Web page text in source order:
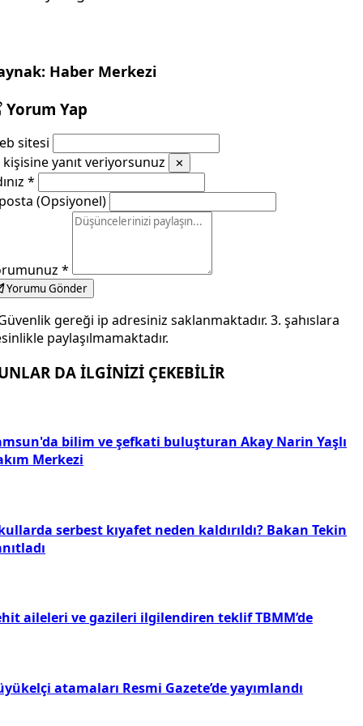
Haber Merkezi
Yorum Yap
sitesi
kişisine yanıt veriyorsunuz
✕
*
(Opsiyonel)
*
Yorumu Gönder
gereği ip adresiniz saklanmaktadır. 3. şahıslara
paylaşılmamaktadır.
DA İLGİNİZİ ÇEKEBİLİR
bilim ve şefkati buluşturan Akay Narin Yaşlı
Merkezi
serbest kıyafet neden kaldırıldı? Bakan Tekin
aileleri ve gazileri ilgilendiren teklif TBMM’de
atamaları Resmi Gazete’de yayımlandı